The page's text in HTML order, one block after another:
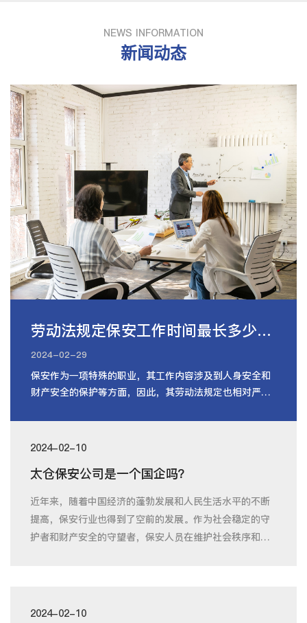
NEWS INFORMATION
新闻动态
劳动法规定保安工作时间最长多少小时
2024-02-29
保安作为一项特殊的职业，其工作内容涉及到人身安全和
财产安全的保护等方面，因此，其劳动法规定也相对严
2024-02-10
太仓保安公司是一个国企吗？
近年来，随着中国经济的蓬勃发展和人民生活水平的不断
提高，保安行业也得到了空前的发展。作为社会稳定的守
护者和财产安全的守望者，保安人员在维护社会秩序和公
2024-02-10